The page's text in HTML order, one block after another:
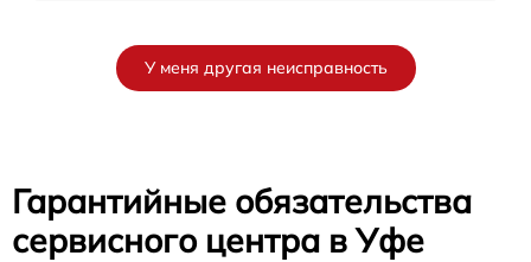
У меня другая неисправность
Гарантийные обязательства
сервисного центра в Уфе